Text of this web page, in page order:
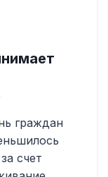
граждан
счет